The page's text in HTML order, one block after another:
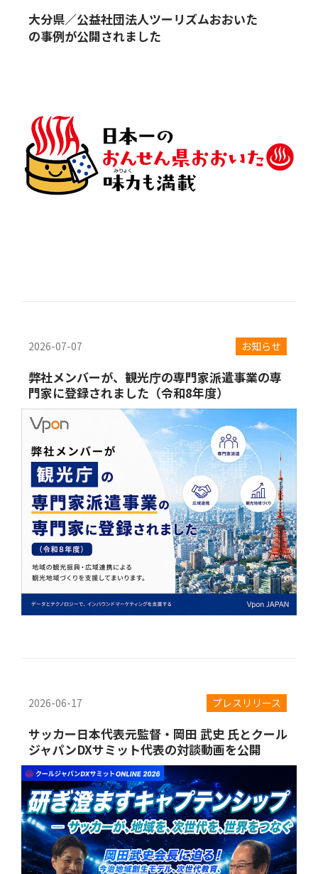
大分県／公益社団法人ツーリズムおおいた
の事例が公開されました
2026-07-07 お知らせ
弊社メンバーが、観光庁の専門家派遣事業の専
門家に登録されました（令和8年度）
2026-06-17 プレスリリース
サッカー日本代表元監督・岡田 武史 氏とクール
ジャパンDXサミット代表の対談動画を公開